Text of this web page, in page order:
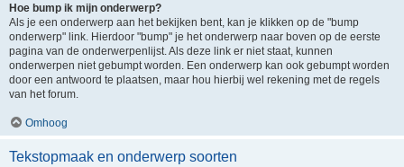
Hoe bump ik mijn onderwerp?
Als je een onderwerp aan het bekijken bent, kan je klikken op de "bump
onderwerp" link. Hierdoor "bump" je het onderwerp naar boven op de eerste
pagina van de onderwerpenlijst. Als deze link er niet staat, kunnen
onderwerpen niet gebumpt worden. Een onderwerp kan ook gebumpt worden
door een antwoord te plaatsen, maar hou hierbij wel rekening met de regels
van het forum.
Omhoog
Tekstopmaak en onderwerp soorten